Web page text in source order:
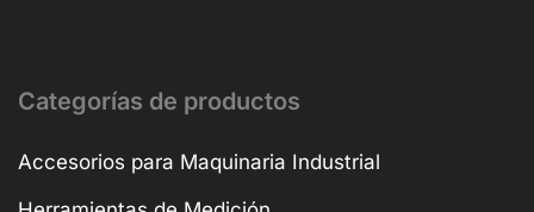
Categorías de productos
Accesorios para Maquinaria Industrial